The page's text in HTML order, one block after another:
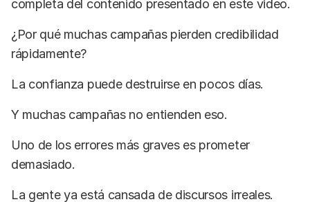
completa del contenido presentado en este video.
¿Por qué muchas campañas pierden credibilidad
rápidamente?
La confianza puede destruirse en pocos días.
Y muchas campañas no entienden eso.
Uno de los errores más graves es prometer
demasiado.
La gente ya está cansada de discursos irreales.